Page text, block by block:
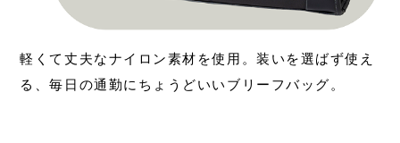
軽くて丈夫なナイロン素材を使用。装いを選ばず使え
る、毎日の通勤にちょうどいいブリーフバッグ。